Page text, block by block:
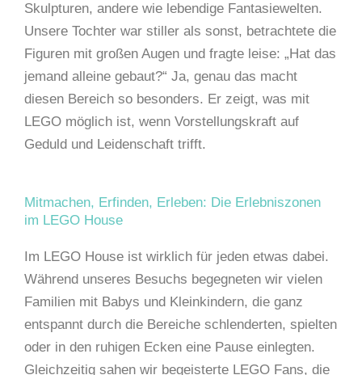
Skulpturen, andere wie lebendige Fantasiewelten.
Unsere Tochter war stiller als sonst, betrachtete die
Figuren mit großen Augen und fragte leise: „Hat das
jemand alleine gebaut?“ Ja, genau das macht
diesen Bereich so besonders. Er zeigt, was mit
LEGO möglich ist, wenn Vorstellungskraft auf
Geduld und Leidenschaft trifft.
Mitmachen, Erfinden, Erleben: Die Erlebniszonen
im LEGO House
Im LEGO House ist wirklich für jeden etwas dabei.
Während unseres Besuchs begegneten wir vielen
Familien mit Babys und Kleinkindern, die ganz
entspannt durch die Bereiche schlenderten, spielten
oder in den ruhigen Ecken eine Pause einlegten.
Gleichzeitig sahen wir begeisterte LEGO Fans, die